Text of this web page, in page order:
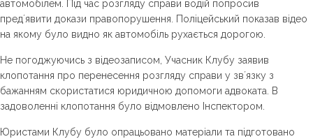
автомобілем. Під час розгляду справи водій попросив
предʼявити докази правопорушення. Поліцейський показав відео
на якому було видно як автомобіль рухається дорогою.
Не погоджуючись з відеозаписом, Учасник Клубу заявив
клопотання про перенесення розгляду справи у звʼязку з
бажанням скористатися юридичною допомоги адвоката. В
задоволенні клопотання було відмовлено Інспектором.
Юристами Клубу було опрацьовано матеріали та підготовано